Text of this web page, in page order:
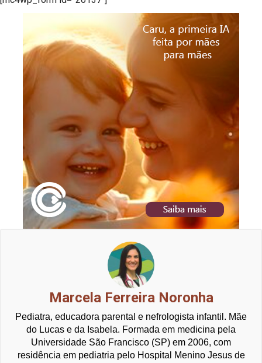
Marcela Ferreira Noronha
Pediatra, educadora parental e nefrologista infantil. Mãe
do Lucas e da Isabela. Formada em medicina pela
Universidade São Francisco (SP) em 2006, com
residência em pediatria pelo Hospital Menino Jesus de